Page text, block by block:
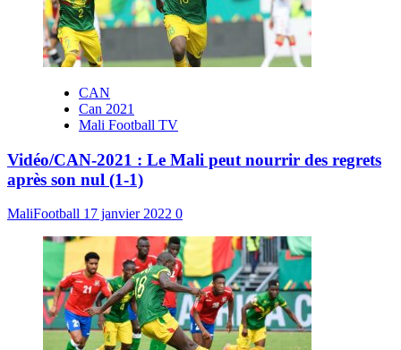
CAN
Can 2021
Mali Football TV
Vidéo/CAN-2021 : Le Mali peut nourrir des regrets
après son nul (1-1)
MaliFootball 17 janvier 2022 0